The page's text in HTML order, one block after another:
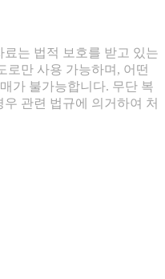
는 법적 보호를 받고 있는
로만 사용 가능하며, 어떤
가 불가능합니다. 무단 복
관련 법규에 의거하여 처